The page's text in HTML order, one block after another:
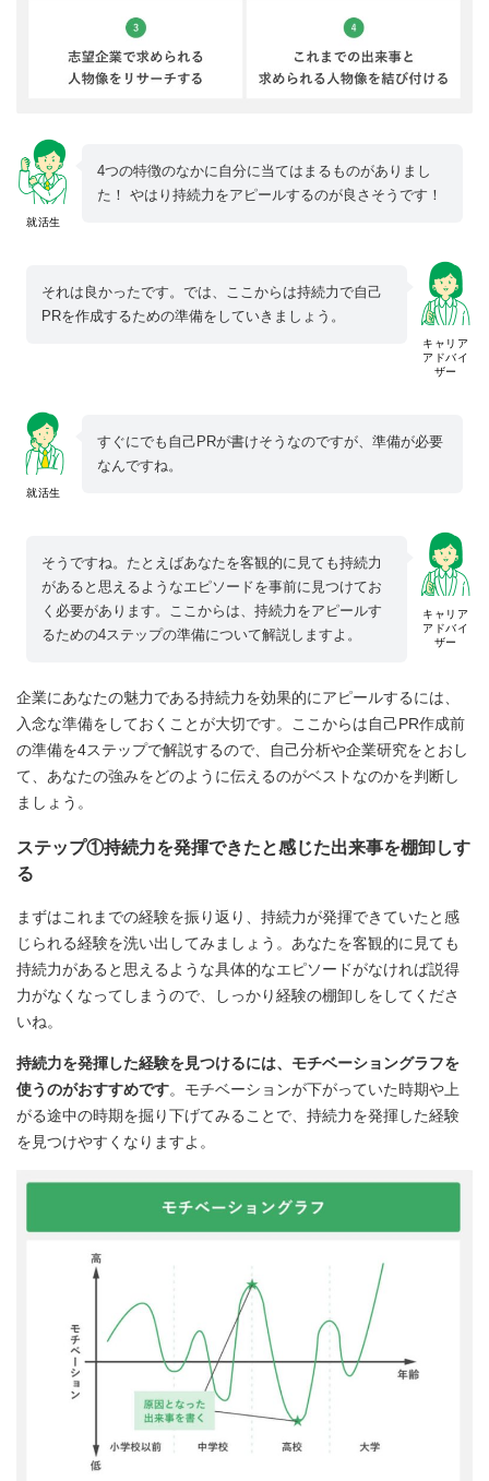
就活生
4つの特徴のなかに自分に当てはまるものがありまし
た！ やはり持続力をアピールするのが良さそうです！
キャリア
アドバイ
ザー
それは良かったです。では、ここからは持続力で自己
PRを作成するための準備をしていきましょう。
就活生
すぐにでも自己PRが書けそうなのですが、準備が必要
なんですね。
キャリア
アドバイ
ザー
そうですね。たとえばあなたを客観的に見ても持続力
があると思えるようなエピソードを事前に見つけてお
く必要があります。ここからは、持続力をアピールす
るための4ステップの準備について解説しますよ。
企業にあなたの魅力である持続力を効果的にアピールするには、
入念な準備をしておくことが大切です。ここからは自己PR作成前
の準備を4ステップで解説するので、自己分析や企業研究をとおし
て、あなたの強みをどのように伝えるのがベストなのかを判断し
ましょう。
ステップ①持続力を発揮できたと感じた出来事を棚卸しす
る
まずはこれまでの経験を振り返り、持続力が発揮できていたと感
じられる経験を洗い出してみましょう。あなたを客観的に見ても
持続力があると思えるような具体的なエピソードがなければ説得
力がなくなってしまうので、しっかり経験の棚卸しをしてくださ
いね。
持続力を発揮した経験を見つけるには、モチベーショングラフを
使うのがおすすめです。モチベーションが下がっていた時期や上
がる途中の時期を掘り下げてみることで、持続力を発揮した経験
を見つけやすくなりますよ。